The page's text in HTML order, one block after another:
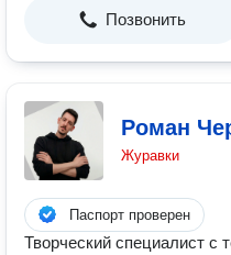
Позвонить
Роман
Журавки
Паспорт проверен
Творческий специалист с